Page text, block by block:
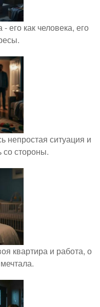
его как человека, его
непростая ситуация и
стороны.
квартира и работа, о